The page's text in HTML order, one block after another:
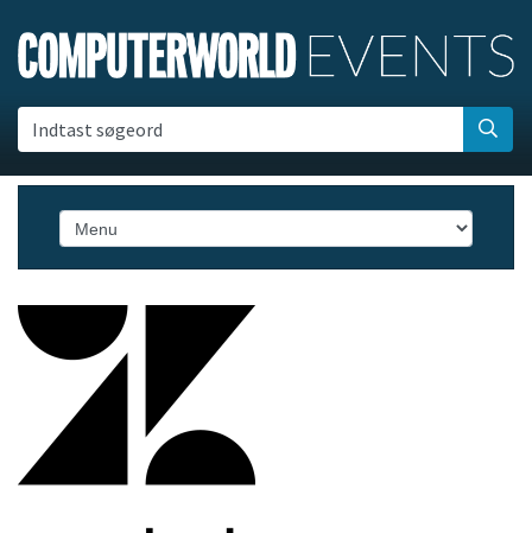
Indtast søgeord